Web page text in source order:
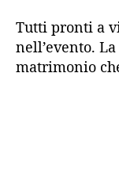
Tutti pronti a
nell’evento.
matrimonio